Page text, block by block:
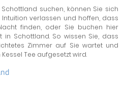
suchen, können Sie sich
verlassen und hoffen, dass
finden, oder Sie buchen hier
Schottland. So wissen Sie, dass
Zimmer auf Sie wartet und
Tee aufgesetzt wird.